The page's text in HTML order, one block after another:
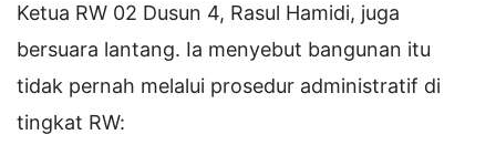
Ketua RW 02 Dusun 4, Rasul Hamidi, juga
bersuara lantang. Ia menyebut bangunan itu
tidak pernah melalui prosedur administratif di
tingkat RW: